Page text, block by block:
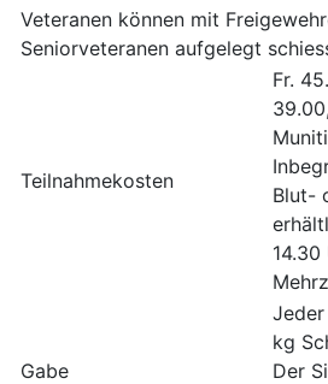
Veteranen können mit
Seniorveteranen aufgelegt
Teilnahmekosten
Fr.
Blut-
Gabe
kg
Der